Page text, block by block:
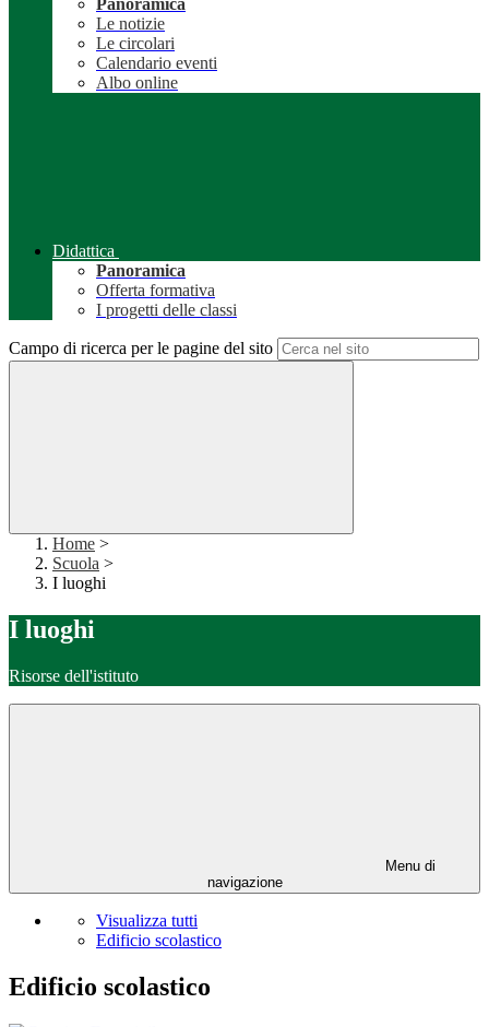
Panoramica
Le notizie
Le circolari
Calendario eventi
Albo online
Didattica
Panoramica
Offerta formativa
I progetti delle classi
Campo di ricerca per le pagine del sito
Home >
Scuola >
I luoghi
I luoghi
Risorse dell'istituto
Menu di
navigazione
Visualizza tutti
Edificio scolastico
Edificio scolastico